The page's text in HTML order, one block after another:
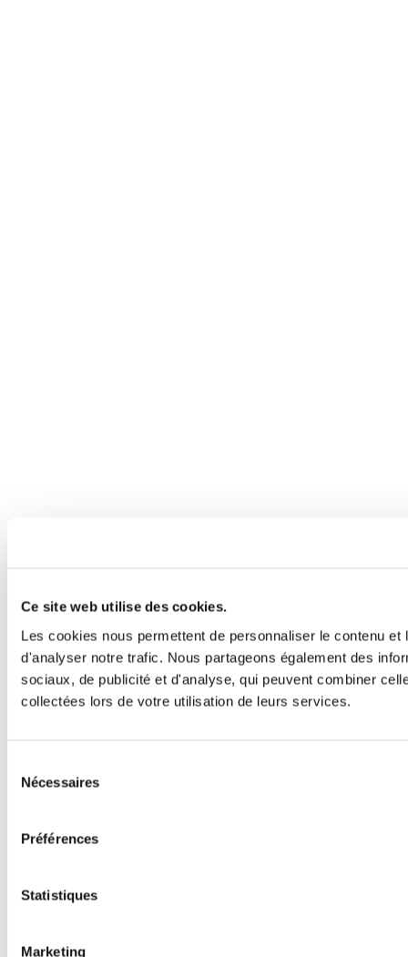
Ce site web utilise des cookies.
Les cookies nous permettent de personnaliser le contenu
d'analyser notre trafic. Nous partageons également des
sociaux, de publicité et d'analyse, qui peuvent combiner
collectées lors de votre utilisation de leurs services.
Nécessaires
Préférences
Statistiques
Marketing